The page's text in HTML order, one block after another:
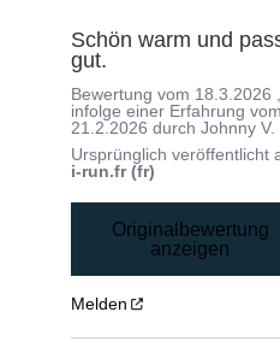
Schön warm und
gut.
Bewertung vom 18.3.2026
infolge einer Erfahrung
21.2.2026 durchJohnny V.
Ursprünglich veröffentlicht
i-run.fr (fr)
Originalbewertung
anzeigen
Melden